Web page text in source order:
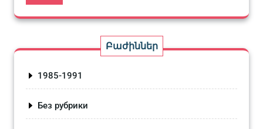
Բաժիններ
1985-1991
Без рубрики